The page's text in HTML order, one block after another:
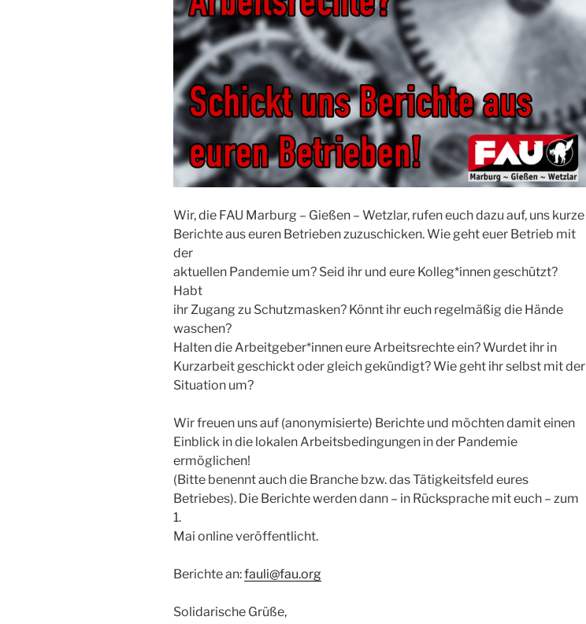
Wir, die FAU Marburg – Gießen – Wetzlar, rufen euch dazu auf, uns kurze
Berichte aus euren Betrieben zuzuschicken. Wie geht euer Betrieb mit
der
aktuellen Pandemie um? Seid ihr und eure Kolleg*innen geschützt?
Habt
ihr Zugang zu Schutzmasken? Könnt ihr euch regelmäßig die Hände
waschen?
Halten die Arbeitgeber*innen eure Arbeitsrechte ein? Wurdet ihr in
Kurzarbeit geschickt oder gleich gekündigt? Wie geht ihr selbst mit der
Situation um?
Wir freuen uns auf (anonymisierte) Berichte und möchten damit einen
Einblick in die lokalen Arbeitsbedingungen in der Pandemie
ermöglichen!
(Bitte benennt auch die Branche bzw. das Tätigkeitsfeld eures
Betriebes). Die Berichte werden dann – in Rücksprache mit euch – zum
1.
Mai online veröffentlicht.
Berichte an:fauli@fau.org
Solidarische Grüße,